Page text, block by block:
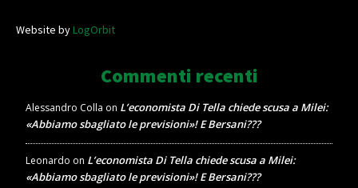
Website byLogOrbit
Commenti recenti
Alessandro Colla on L’economista Di Tella chiede scusa a Milei:
«Abbiamo sbagliato le previsioni»! E Bersani???
Leonardo on L’economista Di Tella chiede scusa a Milei:
«Abbiamo sbagliato le previsioni»! E Bersani???